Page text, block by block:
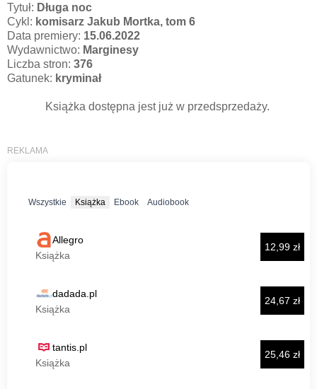
Tytuł: Długa noc
Cykl: komisarz Jakub Mortka, tom 6
Data premiery: 15.06.2022
Wydawnictwo: Marginesy
Liczba stron: 376
Gatunek: kryminał
Książka dostępna jest już w przedsprzedaży.